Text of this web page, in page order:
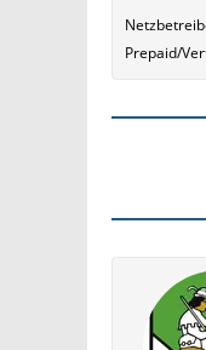
Prepaid/